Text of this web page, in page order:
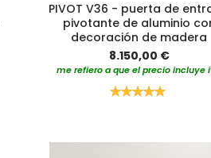
PIVOT V36 - puerta de
pivotante de aluminio
decoración de madera
8.150,00 €
me refiero a que el precio incluye
Valoración: